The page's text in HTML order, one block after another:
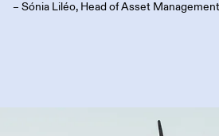
– Sónia Liléo, Head of Asset Management